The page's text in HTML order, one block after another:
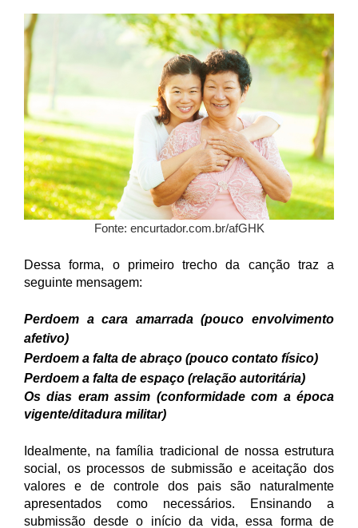
Fonte: encurtador.com.br/afGHK
Dessa forma, o primeiro trecho da canção traz a
seguinte mensagem:
Perdoem a cara amarrada (pouco envolvimento
afetivo)
Perdoem a falta de abraço (pouco contato físico)
Perdoem a falta de espaço (relação autoritária)
Os dias eram assim (conformidade com a época
vigente/ditadura militar)
Idealmente, na família tradicional de nossa estrutura
social, os processos de submissão e aceitação dos
valores e de controle dos pais são naturalmente
apresentados como necessários. Ensinando a
submissão desde o início da vida, essa forma de